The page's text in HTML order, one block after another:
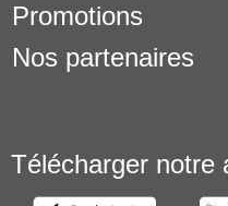
Promotions
Nos partenaires
Télécharger notre